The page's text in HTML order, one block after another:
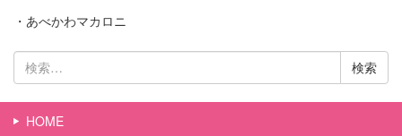
・あべかわマカロニ
検
索:
HOME